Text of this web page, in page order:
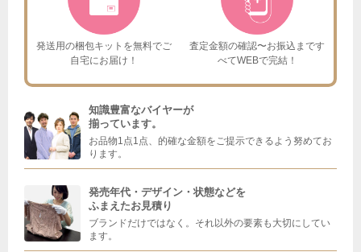
発送用の梱包キットを無料でご
自宅にお届け！
査定金額の確認〜お振込まです
べてWEBで完結！
知識豊富なバイヤーが
揃っています。
お品物1点1点、的確な金額をご提示できるよう努めてお
ります。
発売年代・デザイン・状態などを
ふまえたお見積り
ブランドだけではなく。それ以外の要素も大切にしてい
ます。